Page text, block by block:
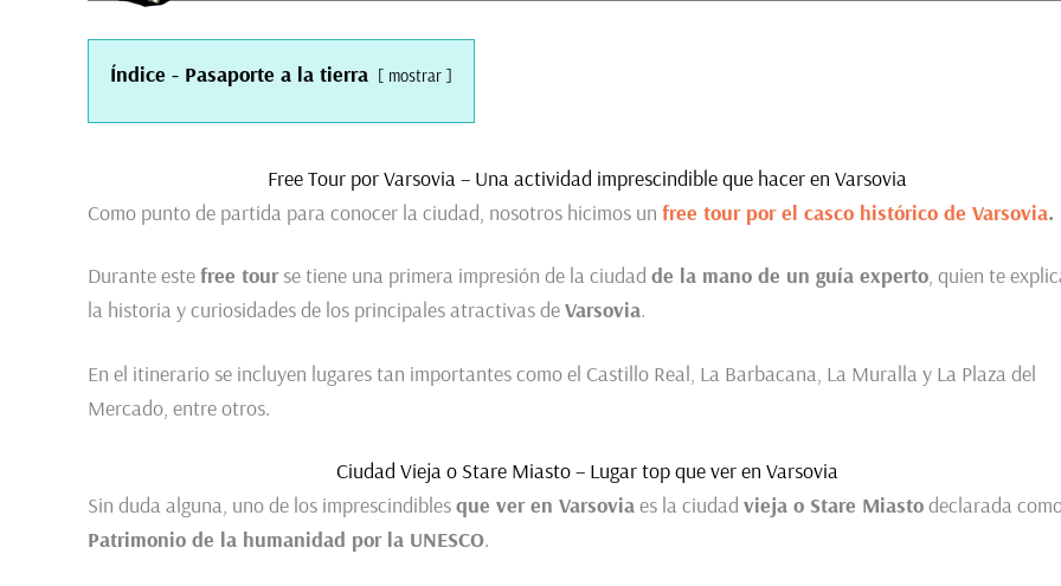
Índice - Pasaporte a la tierra mostrar
Free Tour por Varsovia – Una actividad imprescindible que hacer en Varsovia
Como punto de partida para conocer la ciudad, nosotros hicimos un free tour por el casco histórico de Varsovia.
Durante estefree tourse tiene una primera impresión de la ciudad de la mano de un guía experto, quien te
la historia y curiosidades de los principales atractivas deVarsovia.
En el itinerario se incluyen lugares tan importantes como el Castillo Real, La Barbacana, La Muralla y La Plaza del
Mercado, entre otros.
Ciudad Vieja o Stare Miasto – Lugar top que ver en Varsovia
Sin duda alguna, uno de los imprescindiblesque ver en Varsoviaes la ciudad vieja o Stare Miastodeclarada
Patrimonio de la humanidad por la UNESCO.